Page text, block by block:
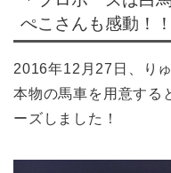
ぺこさんも感動！！
2016年12月27日、り
本物の馬車を用意する
ーズしました！